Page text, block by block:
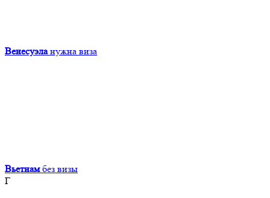
Венесуэла нужна виза
Вьетнам без визы
Г